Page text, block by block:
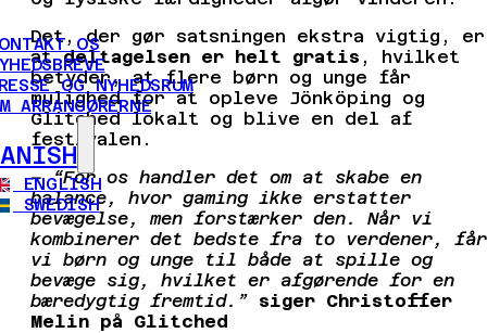
OS
OG NYHEDSRUM
ARRANGØRERNE
ENGLISH
SWEDISH
Det, der gør satsningen ekstra vigtig, er
atdeltagelsen er helt gratis , hvilket
betyder, at flere børn og unge får
mulighed for at opleve Jönköping og
Glitched lokalt og blive en del af
festivalen.
– “For os handler det om at skabe en
balance, hvor gaming ikke erstatter
bevægelse, men forstærker den. Når vi
kombinerer det bedste fra to verdener, får
vi børn og unge til både at spille og
bevæge sig, hvilket er afgørende for en
bæredygtig fremtid.” siger Christoffer
Melin på Glitched